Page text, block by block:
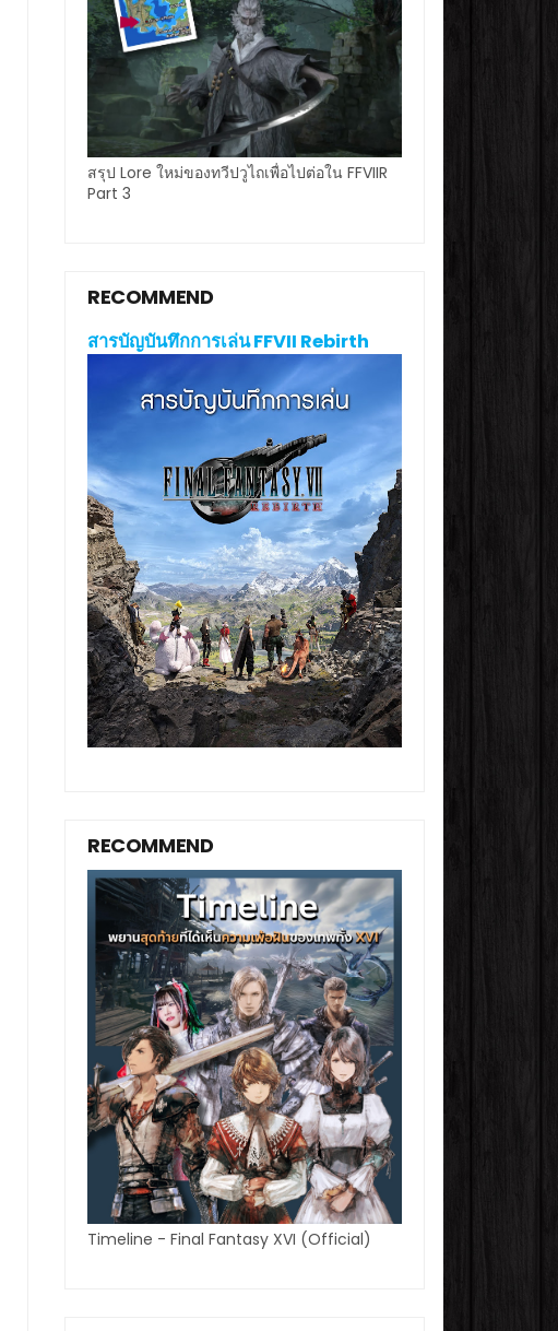
สรุป Lore ใหม่ของทวีปวูไถเพื่อไปต่อใน FFVIIR
Part 3
RECOMMEND
สารบัญบันทึกการเล่น FFVII Rebirth
RECOMMEND
Timeline - Final Fantasy XVI (Official)